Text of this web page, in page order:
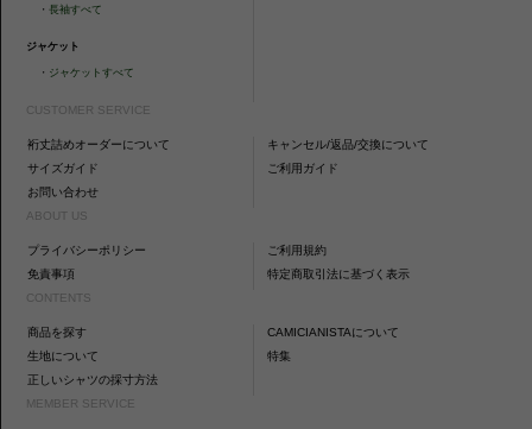
・長袖すべて
ジャケット
・ ジャケットすべて
CUSTOMER SERVICE
裄丈詰めオーダーについて
キャンセル/返品/交換について
サイズガイド
ご利用ガイド
お問い合わせ
ABOUT US
プライバシーポリシー
ご利用規約
免責事項
特定商取引法に基づく表示
CONTENTS
商品を探す
CAMICIANISTAについて
生地について
特集
正しいシャツの採寸方法
MEMBER SERVICE